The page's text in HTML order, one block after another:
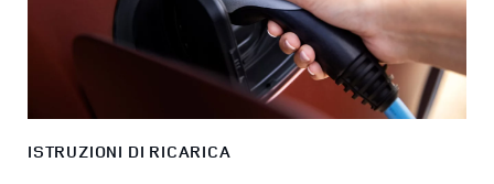
ISTRUZIONI DI RICARICA